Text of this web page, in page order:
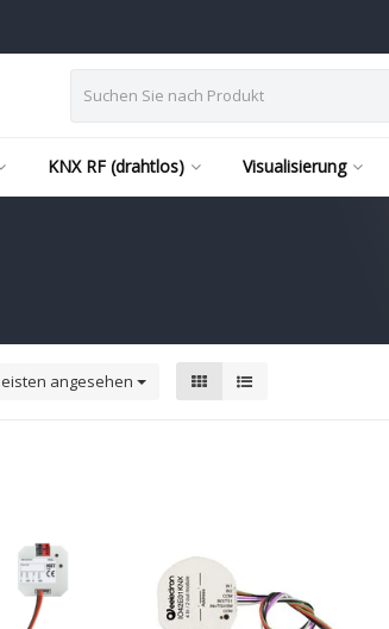
KNX RF (drahtlos) Visualisierung
angesehen